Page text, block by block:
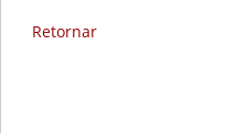
Retornar